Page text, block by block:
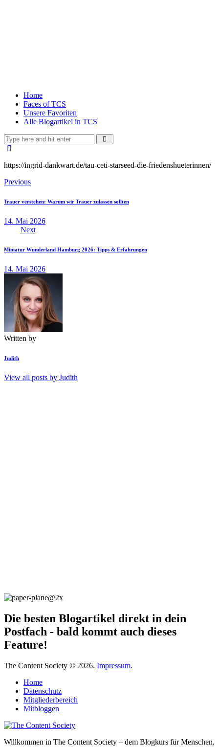
Home
Faces of TCS
Unsere Favoriten
Alle Blogartikel in TCS
https://ingrid-dankwart.de/tau-ceti-starseed-die-friedenshueterinnen/
Beitragsnavigation
Previous
Trauer verstehen: Warum wir Trauer zulassen sollten
14. Mai 2026
Next
Miniatur Wunderland Hamburg 2026: Tipps & Erfahrungen
14. Mai 2026
Written by
Judith
View all posts by Judith
Die besten Blogartikel direkt in dein
Postfach - bald kommt auch dieses
Feature!
The Content Society © 2026. Impressum.
Home
Datenschutz
Mitgliederbereich
Mitbloggen
Willkommen in The Content Society – dem Blogkurs für Menschen,